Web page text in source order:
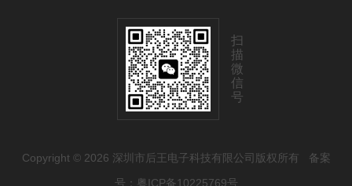
扫
描
微
信
号
Copyright © 2026 深圳市后王电子科技有限公司版权所有 备案
号：粤ICP备10225769号